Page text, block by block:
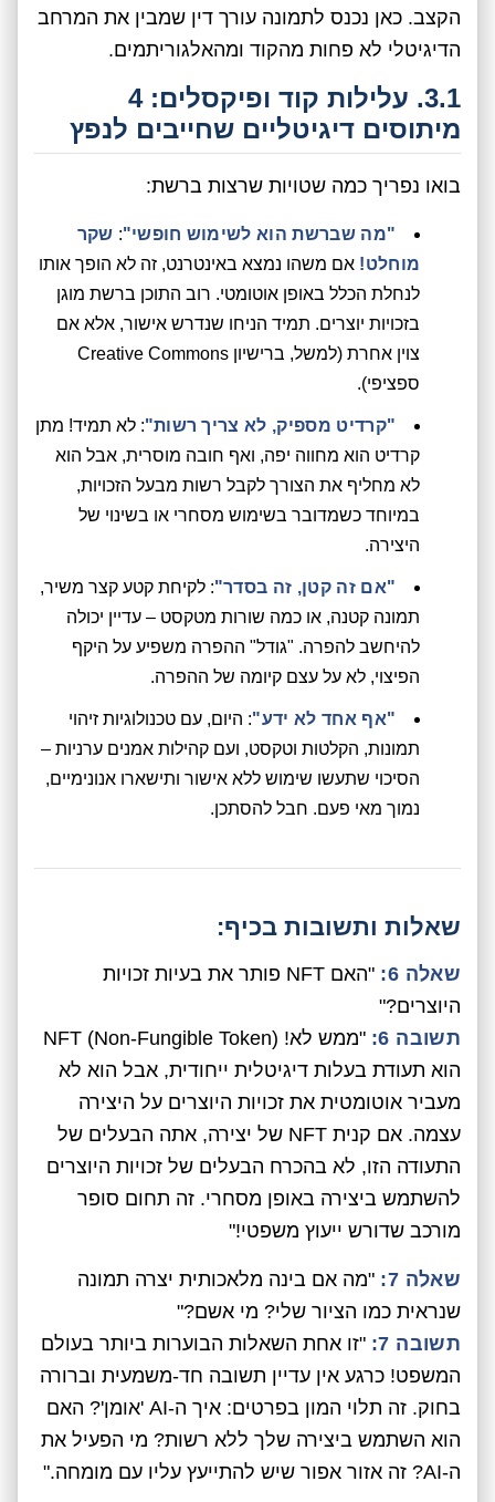
הקצב. כאן נכנס לתמונה עורך דין שמבין את המרחב
הדיגיטלי לא פחות מהקוד ומהאלגוריתמים.
3.1. עלילות קוד ופיקסלים: 4
מיתוסים דיגיטליים שחייבים לנפץ
בואו נפריך כמה שטויות שרצות ברשת:
"מה שברשת הוא לשימוש חופשי": שקר
מוחלט! אם משהו נמצא באינטרנט, זה לא הופך אותו
לנחלת הכלל באופן אוטומטי. רוב התוכן ברשת מוגן
בזכויות יוצרים. תמיד הניחו שנדרש אישור, אלא אם
צוין אחרת (למשל, ברישיון Creative Commons
ספציפי).
"קרדיט מספיק, לא צריך רשות": לא תמיד! מתן
קרדיט הוא מחווה יפה, ואף חובה מוסרית, אבל הוא
לא מחליף את הצורך לקבל רשות מבעל הזכויות,
במיוחד כשמדובר בשימוש מסחרי או בשינוי של
היצירה.
"אם זה קטן, זה בסדר": לקיחת קטע קצר משיר,
תמונה קטנה, או כמה שורות מטקסט – עדיין יכולה
להיחשב להפרה. "גודל" ההפרה משפיע על היקף
הפיצוי, לא על עצם קיומה של ההפרה.
"אף אחד לא ידע": היום, עם טכנולוגיות זיהוי
תמונות, הקלטות וטקסט, ועם קהילות אמנים ערניות –
הסיכוי שתעשו שימוש ללא אישור ותישארו אנונימיים,
נמוך מאי פעם. חבל להסתכן.
שאלות ותשובות בכיף:
שאלה 6:
"האם NFT פותר את בעיות זכויות
היוצרים?"
תשובה 6:
"ממש לא! NFT (Non-Fungible Token)
הוא תעודת בעלות דיגיטלית ייחודית, אבל הוא לא
מעביר אוטומטית את זכויות היוצרים על היצירה
עצמה. אם קנית NFT של יצירה, אתה הבעלים של
התעודה הזו, לא בהכרח הבעלים של זכויות היוצרים
להשתמש ביצירה באופן מסחרי. זה תחום סופר
מורכב שדורש ייעוץ משפטי!"
שאלה 7:
"מה אם בינה מלאכותית יצרה תמונה
שנראית כמו הציור שלי? מי אשם?"
תשובה 7:
"זו אחת השאלות הבוערות ביותר בעולם
המשפט! כרגע אין עדיין תשובה חד-משמעית וברורה
בחוק. זה תלוי המון בפרטים: איך ה-AI 'אומן'? האם
הוא השתמש ביצירה שלך ללא רשות? מי הפעיל את
ה-AI? זה אזור אפור שיש להתייעץ עליו עם מומחה."